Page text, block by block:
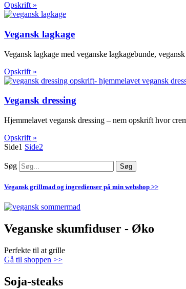
Opskrift »
Vegansk lagkage
Vegansk lagkage med veganske lagkagebunde,
Opskrift »
Vegansk dressing
Hjemmelavet vegansk dressing – nem opskrift hvor
Opskrift »
Side1 Side2
Søg Søg
Vegansk grillmad og ingredienser på min webshop >>
Veganske skumfiduser - Øko
Perfekte til at grille
Gå til shoppen >>
Soja-steaks